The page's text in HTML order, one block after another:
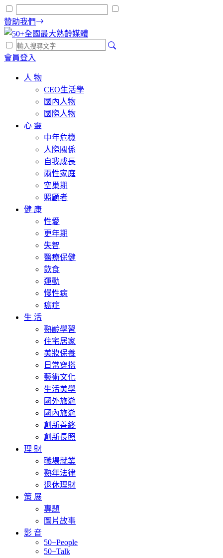
贊助我們
會員登入
人 物
CEO生活學
國內人物
國際人物
心 靈
中年危機
人際關係
自我成長
兩性家庭
空巢期
照顧者
健 康
性愛
更年期
失智
醫療保健
飲食
運動
慢性病
癌症
生 活
熟齡學習
住宅居家
美妝保養
日常穿搭
藝術文化
生活美學
國外旅遊
國內旅遊
創新善終
創新長照
理 財
職場就業
熟年法律
退休理財
策 展
專題
圖片故事
影 音
50+People
50+Talk